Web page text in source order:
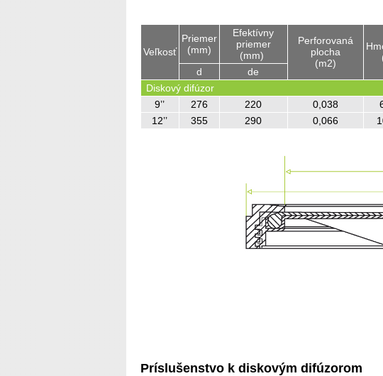
Veľkosť
Priemer
(mm)
Efektívny
priemer
(mm)
Perforovaná
plocha
(m2)
d de
Diskový difúzor
9’’
276 220 0,038
12’’
355 290 0,066
Príslušenstvo k diskovým difúzorom